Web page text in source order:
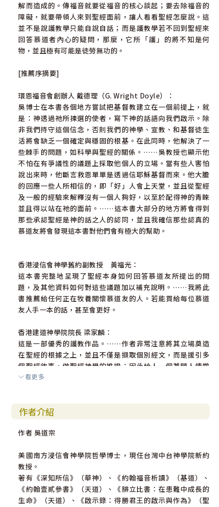
解而造成的。傳福音就要從福音的核心談起；要去除福音的
障礙，就要帶領人來到聖經面前，讓人看看聖經怎麼說。這
並不是說護教學只能自說自話；而是護教學若不回到聖經來
回答慕道者內心的疑問，那麼，它所「護」的將不知是何
物，並且極有可能是徒勞無功的。
[推薦序摘要]
環恩福音會創辦人 戴德理（G. Wright Doyle）：
吳博士在本書各個地方嘗試把基督教建立在一個前提上，就
是：神透過祂所揀選的使者，寫下神的話語向我們啟示。除
非我們持守這個信念，否則我們的神學、宣教、和基督徒生
活將會缺乏一個確定與穩固的根基。在此同時，他解決了一
些棘手的問題，如科學與聖經的關係。……吳教授也顯示他
不怕在有爭議性的議題上採取他個人的立場。當有些人害怕
說出來時，他斷言救恩單單是透過信耶穌基督而來。他大膽
的回應一些人所相信的，即「好」人會上天堂，並且從聖經
及一般的經驗來解釋沒有一個人夠好，以至於配得神的青睞
並且得以站在祂的面前。……這本書大部分的地方將會得到
那些承認聖經是神的話之人的認同，並且我確信那些認真的
慕道友將會發現這本書對他們會有極大的幫助。
香港浸信會神學舊約副教授 黃福光：
這本書完整地呈現了聖經本身如何回答慕道友所提出的問
題，及其他資料如何對這些議題加以補充說明。……我將此
書推薦給任何正在牧養關懷慕道友的人。若能買給每位慕道
友人手一本的話，甚至會更好。
香港建道神學院院長 梁家麟：
這是一部優秀的護教作品。……作者非常注意將其立場奠造
在聖經的根據之上，並且不僅是擷取個別經文，而是援引多
個聖經敘事，做聖經神學的推證；因此給人一個兼顧人情常
理，卻謹守聖經立場的鮮明印象。作者在對不同文化行為選
性和本土性。作者沒有照搬西方經典護教作品的內容，以譯
代著；卻是就華人非基督教社會的處境，訂定適切課
題……。此外，作者將基督教與本土宗教作比較，質疑「殊
者疏理二十世紀新文化運動以來科學主義與演化論對信仰的
威脅；在論述聖經的天堂觀時，也敏感於華人從佛教得來的
天堂概念；他又用一章篇幅探討基督徒對祭祖的看法…。這
些取材都反映作者對身處的時空的解讀，和對服事的群體的
承擔。
看更多
作者介紹
作者 吳道宗
美國南方浸信會神學院哲學博士，現任台灣中台神學院新約
教授。
著有《深知所信》（華神）、《約翰福音析讀》（基道）、
《約翰壹貳參書》（天道）、《腓立比書：在患難中成長的
生命》（天道）、《啟示錄：得勝君王的啟示與作為》（聖